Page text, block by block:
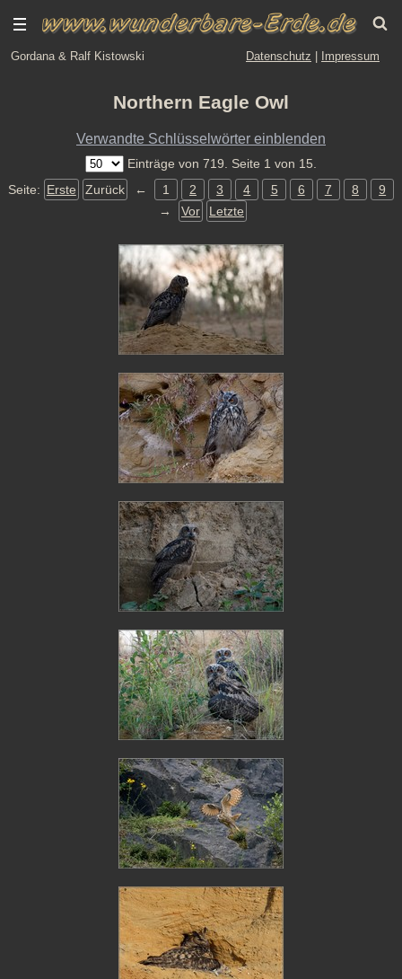
Gordana & Ralf Kistowski Datenschutz Impressum
Northern Eagle Owl
Verwandte Schlüsselwörter einblenden
Einträge von 719. Seite 1 von 15.
Seite: Erste Zurück ← 1 2 3 4 5 6 7 8
9
→
Vor Letzte